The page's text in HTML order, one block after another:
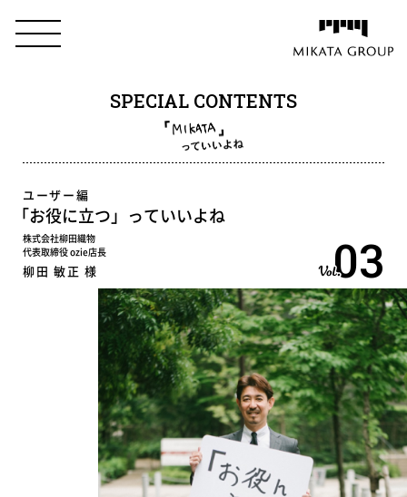
SPECIAL CONTENTS
03
ユーザー編
「お役に立つ」 っていいよね
株式会社柳田織物
代表取締役 ozie店長
柳田 敏正 様